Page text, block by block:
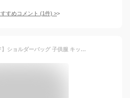
すめコメント (1件) >
【春夏SALE 26%OFF】ショルダーバッグ 子供服 キッズ 男の子 女の子 バッグ カバン 22SSグッズ